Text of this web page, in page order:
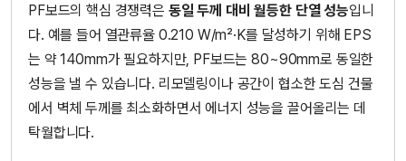
PF보드의 핵심 경쟁력은 동일 두께 대비 월등한 단열 성능입니
다. 예를 들어 열관류율 0.210 W/m²·K를 달성하기 위해 EPS
는 약 140mm가 필요하지만, PF보드는 80~90mm로 동일한
성능을 낼 수 있습니다. 리모델링이나 공간이 협소한 도심 건물
에서 벽체 두께를 최소화하면서 에너지 성능을 끌어올리는 데
탁월합니다.